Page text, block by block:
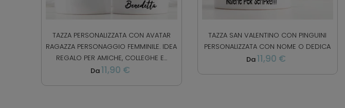
TAZZA PERSONALIZZATA CON AVATAR
RAGAZZA PERSONAGGIO FEMMINILE. IDEA
REGALO PER AMICHE, COLLEGHE E...
Da11,90 €
TAZZA SAN VALENTINO CON PINGUINI
PERSONALIZZATA CON NOME O DEDICA
Da11,90 €